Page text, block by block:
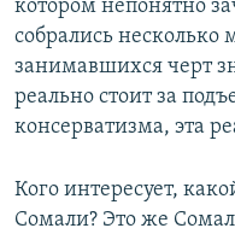
котором непонятно
собрались несколько
занимавшихся черт
реально стоит за
консерватизма, эта
Кого интересует,
Сомали? Это же